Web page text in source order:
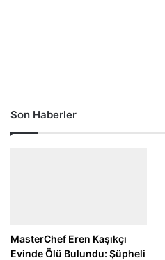
Son Haberler
MasterChef Eren Kaşıkçı
Evinde Ölü Bulundu: Şüpheli